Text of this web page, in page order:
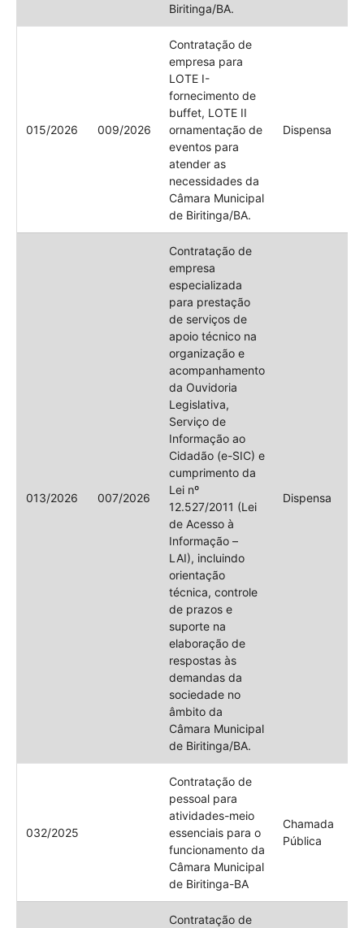
Biritinga/BA.
015/2026 009/2026
Contratação de
empresa para
LOTE I-
fornecimento de
buffet, LOTE II
ornamentação de
eventos para
atender as
necessidades da
Câmara Municipal
de Biritinga/BA.
Dispensa
013/2026 007/2026
Contratação de
empresa
especializada
para prestação
de serviços de
apoio técnico na
organização e
acompanhamento
da Ouvidoria
Legislativa,
Serviço de
Informação ao
Cidadão (e-SIC) e
cumprimento da
Lei nº
12.527/2011 (Lei
de Acesso à
Informação –
LAI), incluindo
orientação
técnica, controle
de prazos e
suporte na
elaboração de
respostas às
demandas da
sociedade no
âmbito da
Câmara Municipal
de Biritinga/BA.
Dispensa
032/2025
Contratação de
pessoal para
atividades-meio
essenciais para o
funcionamento da
Câmara Municipal
de Biritinga-BA
Chamada
Pública
Contratação de